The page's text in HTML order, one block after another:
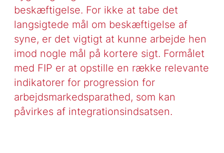
beskæftigelse. For ikke at tabe det
langsigtede mål om beskæftigelse af
syne, er det vigtigt at kunne arbejde hen
imod nogle mål på kortere sigt. Formålet
med FIP er at opstille en række relevante
indikatorer for progression for
arbejdsmarkedsparathed, som kan
påvirkes af integrationsindsatsen.